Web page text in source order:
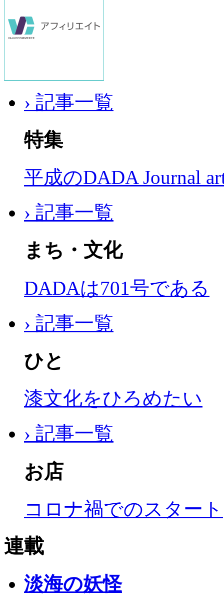
› 記事一覧
特集
平成のDADA Journal
› 記事一覧
まち・文化
DADAは701号である
› 記事一覧
ひと
漆文化をひろめたい
› 記事一覧
お店
コロナ禍でのスタート
連載
淡海の妖怪